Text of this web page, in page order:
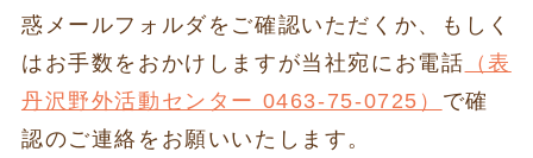
惑メールフォルダをご確認いただくか、もしく
はお手数をおかけしますが当社宛にお電話 （表
丹沢野外活動センター 0463-75-0725） で確
認のご連絡をお願いいたします。